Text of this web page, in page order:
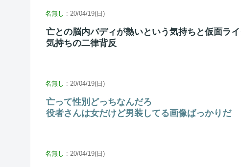
名無し : 20/04/19(日)
亡との脳内バディが熱いという気持ちと仮面ラ
気持ちの二律背反
名無し : 20/04/19(日)
亡って性別どっちなんだろ
役者さんは女だけど男装してる画像ばっかりだ
名無し : 20/04/19(日)